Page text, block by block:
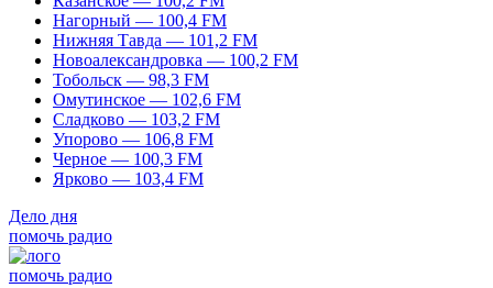
Нагорный — 100,4 FM
Нижняя Тавда — 101,2 FM
Новоалександровка — 100,2 FM
Тобольск — 98,3 FM
Омутинское — 102,6 FM
Сладково — 103,2 FM
Упорово — 106,8 FM
Черное — 100,3 FM
Ярково — 103,4 FM
Дело дня
помочь радио
помочь радио